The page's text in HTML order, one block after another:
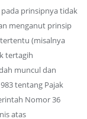
prinsipnya tidak
menganut prinsip
(misalnya
tertagih
muncul dan
tentang Pajak
Nomor 36
atas